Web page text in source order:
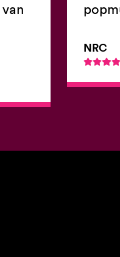
NRC